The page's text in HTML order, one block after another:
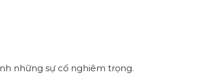
những sự cố nghiêm trọng.